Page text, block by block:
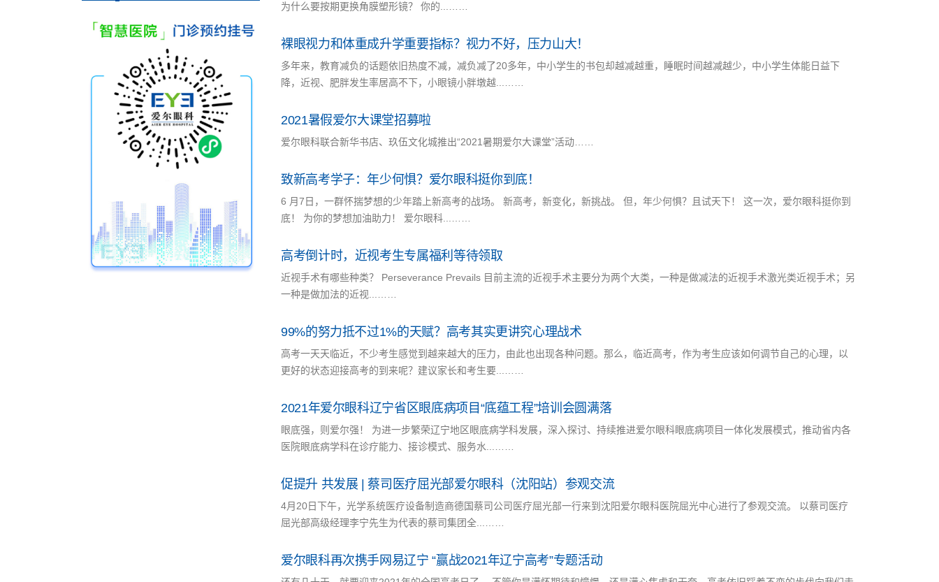
为什么要按期更换角膜塑形镜？ 你的...……
裸眼视力和体重成升学重要指标？视力不好，压力山大！
多年来，教育减负的话题依旧热度不减，减负减了20多年，中小学生的书包却越减越重，睡眠时间越减越少，中小学生体能日益下
降，近视、肥胖发生率居高不下，小眼镜小胖墩越...……
2021暑假爱尔大课堂招募啦
爱尔眼科联合新华书店、玖伍文化城推出“2021暑期爱尔大课堂”活动……
致新高考学子：年少何惧？爱尔眼科挺你到底！
6 月7日，一群怀揣梦想的少年踏上新高考的战场。 新高考，新变化，新挑战。 但，年少何惧？且试天下！ 这一次，爱尔眼科挺你到
底！ 为你的梦想加油助力！ 爱尔眼科...……
高考倒计时，近视考生专属福利等待领取
近视手术有哪些种类？ Perseverance Prevails 目前主流的近视手术主要分为两个大类，一种是做减法的近视手术激光类近视手术；另
一种是做加法的近视...……
99%的努力抵不过1%的天赋？高考其实更讲究心理战术
高考一天天临近，不少考生感觉到越来越大的压力，由此也出现各种问题。那么，临近高考，作为考生应该如何调节自己的心理，以
更好的状态迎接高考的到来呢？建议家长和考生要...……
2021年爱尔眼科辽宁省区眼底病项目“底蕴工程”培训会圆满落
眼底强，则爱尔强！ 为进一步繁荣辽宁地区眼底病学科发展，深入探讨、持续推进爱尔眼科眼底病项目一体化发展模式，推动省内各
医院眼底病学科在诊疗能力、接诊模式、服务水...……
促提升 共发展 | 蔡司医疗屈光部爱尔眼科（沈阳站）参观交流
4月20日下午，光学系统医疗设备制造商德国蔡司公司医疗屈光部一行来到沈阳爱尔眼科医院屈光中心进行了参观交流。 以蔡司医疗
屈光部高级经理李宁先生为代表的蔡司集团全...……
爱尔眼科再次携手网易辽宁 “赢战2021年辽宁高考”专题活动